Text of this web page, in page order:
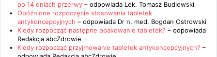
po 14 dniach przerwy – odpowiada Lek. Tomasz Budlewski
Opóźnione rozpoczęcie stosowania tabletek
antykoncepcyjnych – odpowiada Dr n. med. Bogdan Ostrowski
Kiedy rozpocząć następne opakowanie tabletek? – odpowiada
Redakcja abcZdrowie
Kiedy rozpocząć przyjmowanie tabletek antykoncepcyjnych? –